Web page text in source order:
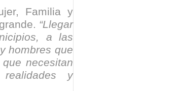
meses, la Fábrica de Licores del Tolima alcanzó
gobierno
Familia y
“Llegar
a las
hombres que
necesitan
realidades y